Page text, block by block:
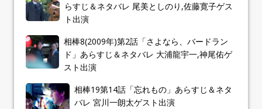
らすじ＆ネタバレ 尾美としのり,佐藤寛子ゲス
ト出演
相棒8(2009年)第2話「さよなら、バードラン
ド」あらすじ＆ネタバレ 大浦龍宇一,神尾佑ゲ
スト出演
相棒19第14話「忘れもの」あらすじ＆ネタ
バレ 宮川一朗太ゲスト出演